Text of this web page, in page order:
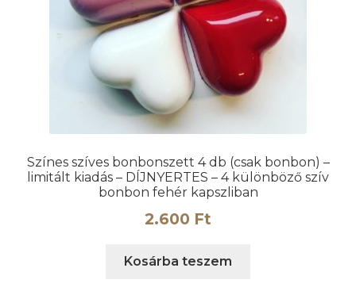
ki
Színes szíves bonbonszett 4 db (csak bonbon) –
limitált kiadás – DÍJNYERTES – 4 különböző szív
bonbon fehér kapszliban
2.600 Ft
Kosárba teszem